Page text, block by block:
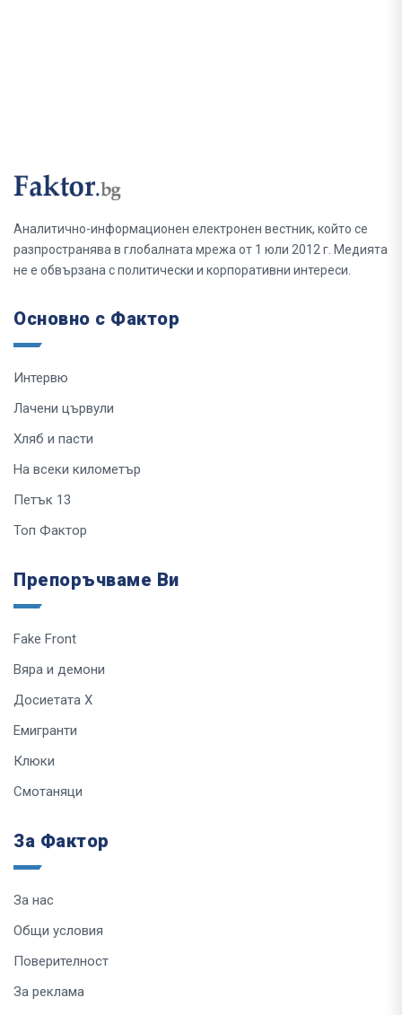
Аналитично-информационен електронен вестник, който се
разпространява в глобалната мрежа от 1 юли 2012 г. Медията
не е обвързана с политически и корпоративни интереси.
Основно с Фактор
Интервю
Лачени цървули
Хляб и пасти
На всеки километър
Петък 13
Топ Фактор
Препоръчваме Ви
Fake Front
Вяра и демони
Досиетата Х
Емигранти
Клюки
Смотаняци
За Фактор
За нас
Общи условия
Поверителност
За реклама